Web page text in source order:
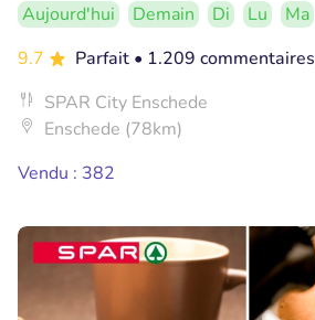
Aujourd'hui Demain Di Lu Ma
9.7
Parfait • 1.209 commentaires
SPAR City Enschede
Enschede (78km)
Vendu : 382